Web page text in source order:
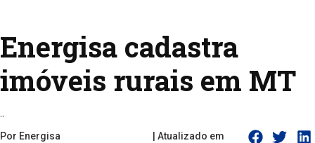
Energisa cadastra
imóveis rurais em MT
..
Por Energisa
| Atualizado em